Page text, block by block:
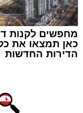
איש של אנשים.
כמה מילים על
מחפשים לקנות
כאן תמצאו את
הדירות החדשות